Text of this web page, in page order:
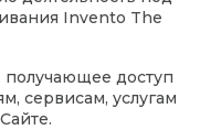
Invento The
получающее доступ
сервисам, услугам